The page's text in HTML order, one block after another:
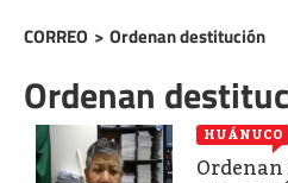
CORREO > Ordenan destitución
Ordenan
HUÁNUCO